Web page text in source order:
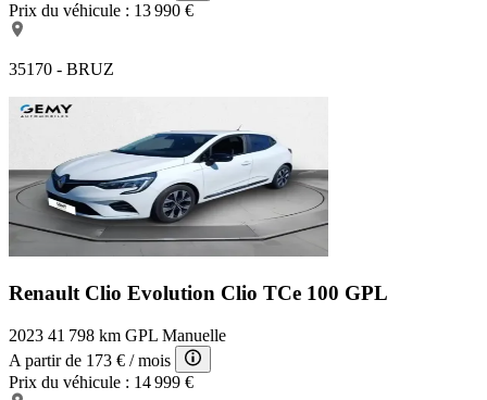
Prix du véhicule : 13 990 €
35170 - BRUZ
Renault Clio Evolution Clio TCe 100 GPL
2023 41 798 km GPL Manuelle
A partir de 173 € / mois
Prix du véhicule : 14 999 €